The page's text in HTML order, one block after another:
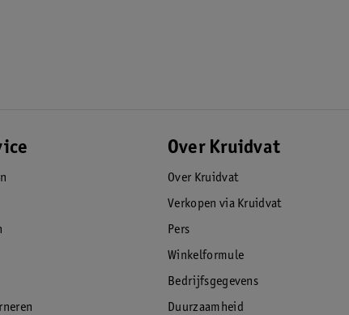
Over Kruidvat
Over Kruidvat
Verkopen via Kruidvat
Pers
Winkelformule
Bedrijfsgegevens
Duurzaamheid